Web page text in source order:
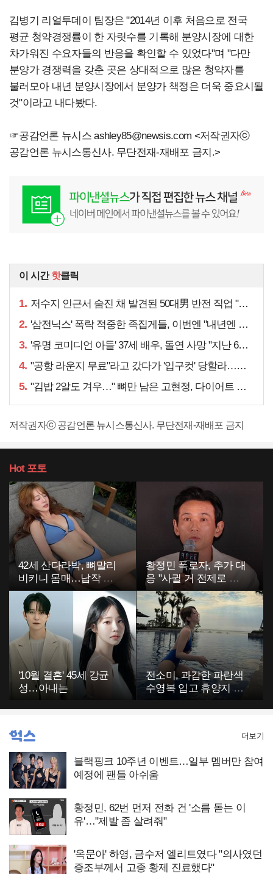
김병기 리얼투데이 팀장은 "2014년 이후 처음으로 전국
평균 청약경쟁률이 한 자릿수를 기록해 분양시장에 대한
차가워진 수요자들의 반응을 확인할 수 있었다"며 "다만
분양가 경쟁력을 갖춘 곳은 상대적으로 많은 청약자를
불러모아 내년 분양시장에서 분양가 책정은 더욱 중요시될
것"이라고 내다봤다.
☞공감언론 뉴시스 ashley85@newsis.com <저작권자ⓒ
공감언론 뉴시스통신사. 무단전재-재배포 금지.>
이 시간핫클릭
1. 저수지 인근서 숨진 채 발견된 50대男 반전 직업 "얼마 전…"
2. '삼전닉스' 폭락 적중한 족집게들, 이번엔 "내년엔 더욱…"
3. '유명 코미디언 아들' 37세 배우, 돌연 사망 "지난 6월에도…"
4. "공항 라운지 무료"라고 갔다가 '입구컷' 당할라…주의할 점은
5. "김밥 2알도 겨우…" 뼈만 남은 고현정, 다이어트 아닌
저작권자ⓒ 공감언론 뉴시스통신사. 무단전재-재배포 금지
Hot포토
42세 산다라박, 뼈말리
비키니 몸매…납작 복
부에 깜짝
황정민 폭로자, 추가 대
응 "사귈 거 전제로 하
고…"
'10월 결혼' 45세 강균
성…아내는
전소미, 과감한 파란색
수영복 입고 휴양지 포
블랙핑크 10주년 이벤트…일부 멤버만 참여
예정에 팬들 아쉬움
황정민, 62번 먼저 전화 건 '소름 돋는 이
유'…"제발 좀 살려줘"
'옥문아' 하영, 금수저 엘리트였다 "의사였던
증조부께서 고종 황제 진료했다"
더보기